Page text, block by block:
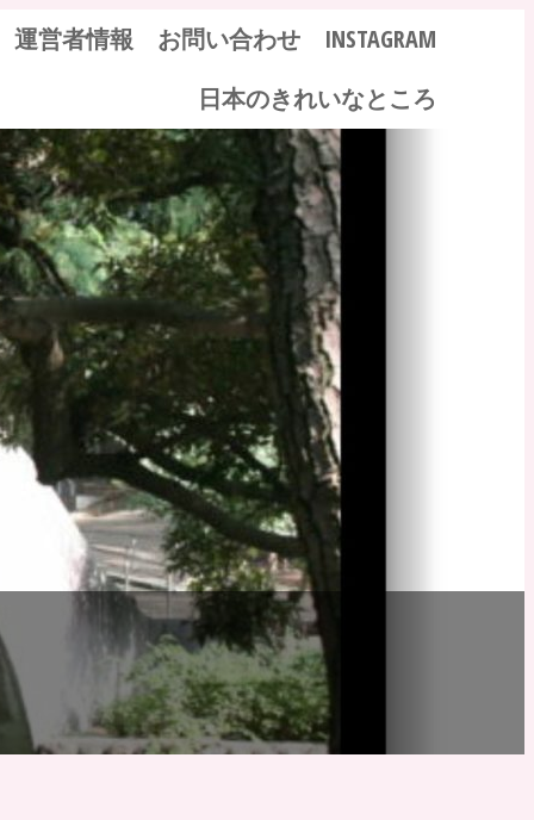
運営者情報 お問い合わせ
INSTAGRAM
日本のきれいなところ